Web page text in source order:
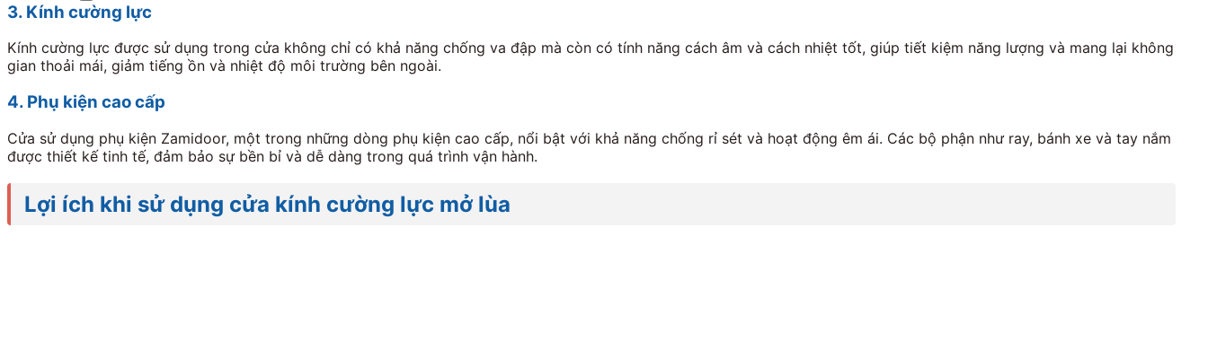
3. Kính cường lực
Kính cường lực được sử dụng trong cửa không chỉ có khả năng chống va đập mà còn có tính năng cách âm và cách nhiệt tốt, giúp tiết kiệm năng lượng và mang lại không
gian thoải mái, giảm tiếng ồn và nhiệt độ môi trường bên ngoài.
4. Phụ kiện cao cấp
Cửa sử dụng phụ kiện Zamidoor, một trong những dòng phụ kiện cao cấp, nổi bật với khả năng chống rỉ sét và hoạt động êm ái. Các bộ phận như ray, bánh xe và tay nắm
được thiết kế tinh tế, đảm bảo sự bền bỉ và dễ dàng trong quá trình vận hành.
Lợi ích khi sử dụng cửa kính cường lực mở lùa